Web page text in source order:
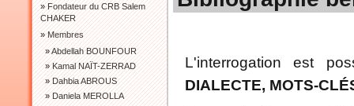
»Fondateur du CRB Salem
CHAKER
»Membres
»Abdellah BOUNFOUR
»Kamal NAÏT-ZERRAD
»Dahbia ABROUS
»Daniela MEROLLA
L'interrogation est
DIALECTE, MOTS-